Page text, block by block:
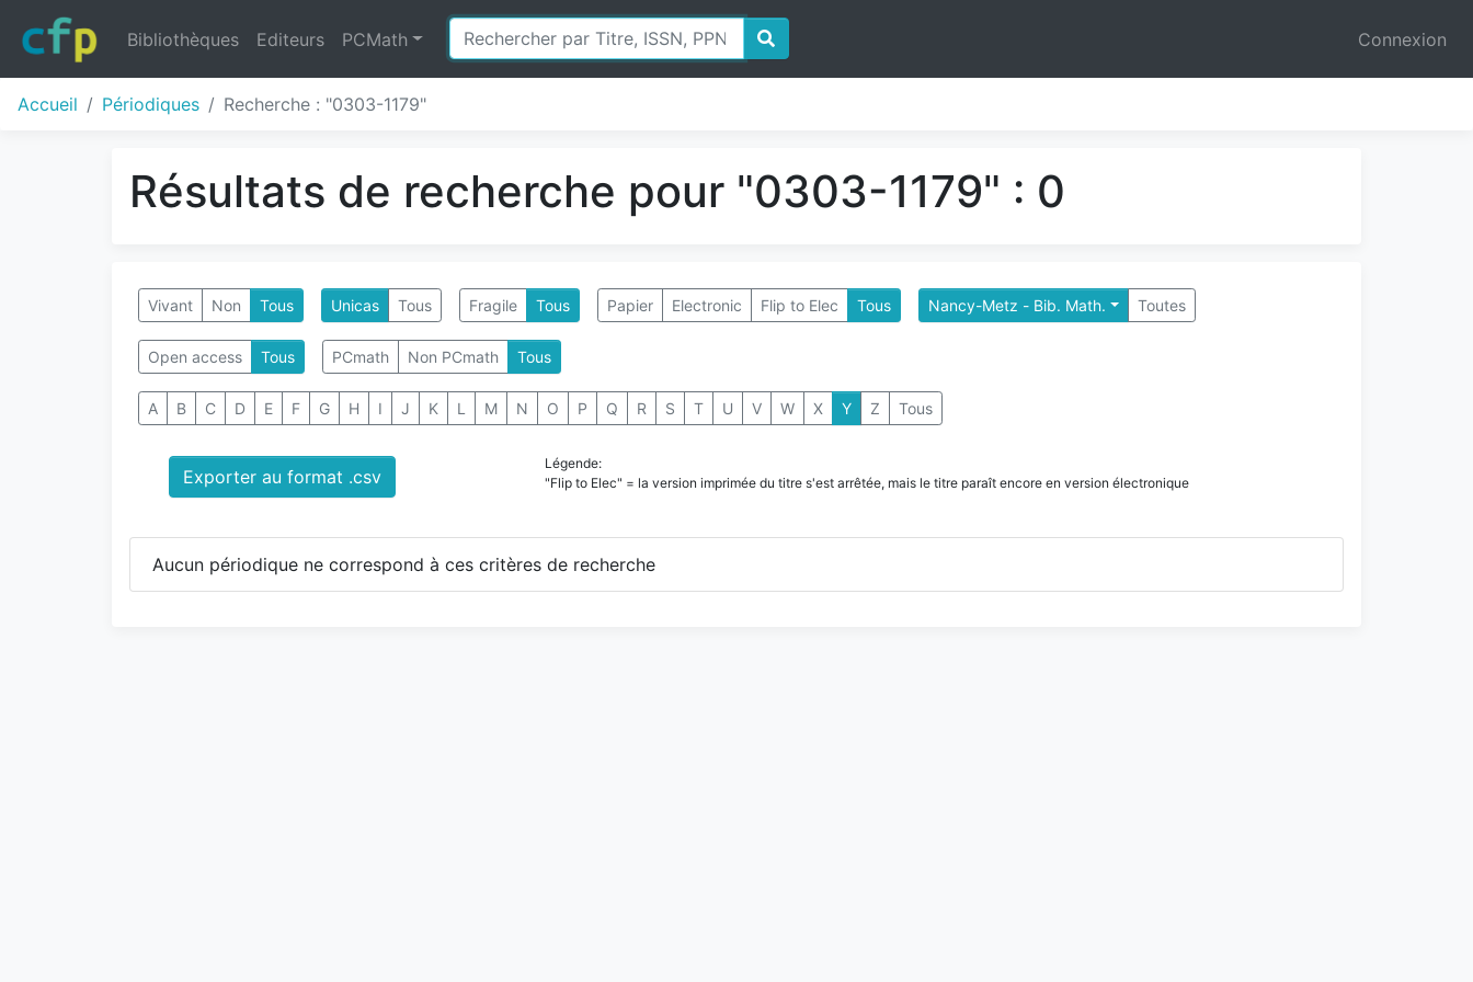
Bibliothèques Editeurs PCMath Connexion
Accueil Périodiques Recherche : "0303-1179"
Résultats de recherche pour "0303-1179" : 0
Vivant Non Tous Unicas Tous Fragile Tous Papier Electronic Flip to Elec Tous Nancy-Metz - Bib. Math. Toutes
Open access Tous PCmath Non PCmath Tous
A B C D E F G H I J K L M N O P Q R S T U V W X Y Z Tous
Exporter au format .csv
Légende:
"Flip to Elec" = la version imprimée du titre s'est arrêtée, mais le titre paraît encore en version électronique
Aucun périodique ne correspond à ces critères de recherche